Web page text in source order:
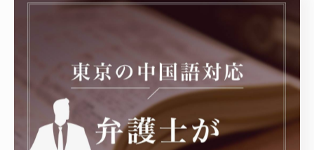
----------------------------------------------------------------------
住所 : 東京都豊島区高田3丁目4-10布施ビル本館3階
電話番号 :050-7587-4639
東京にて中国人の方をサポート